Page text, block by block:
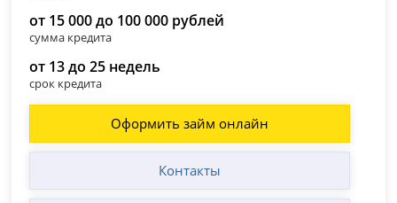
от 15 000 до 100 000 рублей
сумма кредита
от 13 до 25 недель
срок кредита
Оформить займ онлайн
Контакты